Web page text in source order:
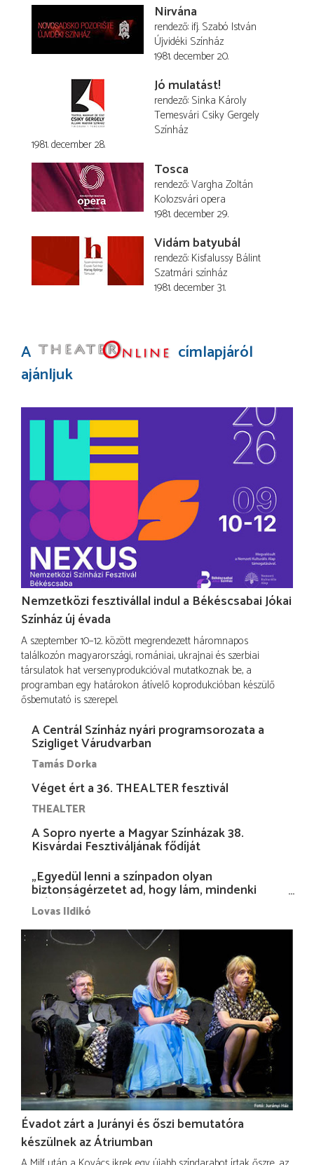
Nirvána
rendező ifj. Szabó István
Újvidéki Színház
1981. december 20.
Jó mulatást!
rendező Sinka Károly
Temesvári Csiky Gergely
Színház
1981. december 28.
Tosca
rendező Vargha Zoltán
Kolozsvári opera
1981. december 29.
Vidám batyubál
rendező Kisfalussy Bálint
Szatmári színház
1981. december 31.
A
címlapjáról
ajánljuk
Nemzetközi fesztivállal indul a Békéscsabai Jókai
Színház új évada
A szeptember 10–12. között megrendezett háromnapos
találkozón magyarországi, romániai, ukrajnai és szerbiai
társulatok hat versenyprodukcióval mutatkoznak be, a
programban egy határokon átívelő koprodukcióban készülő
ősbemutató is szerepel.
A Centrál Színház nyári programsorozata a
Szigliget Várudvarban
Tamás Dorka
Véget ért a 36. THEALTER fesztivál
THEALTER
A Sopro nyerte a Magyar Színházak 38.
Kisvárdai Fesztiváljának fődíját
„Egyedül lenni a színpadon olyan
biztonságérzetet ad, hogy lám, mindenki
más nélkül is megvagyok magammal…”
Lovas Ildikó
Évadot zárt a Jurányi és őszi bemutatóra
készülnek az Átriumban